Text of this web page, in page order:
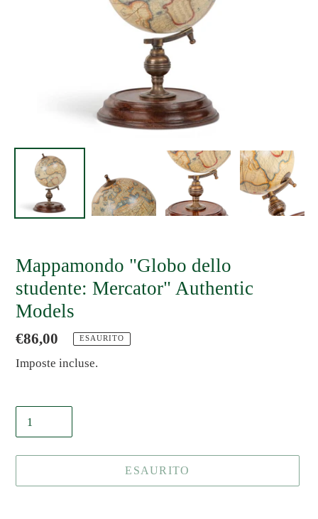
Mappamondo "Globo dello
studente: Mercator" Authentic
Models
Prezzo
di
€86,00 ESAURITO
Imposte incluse.
ESAURITO